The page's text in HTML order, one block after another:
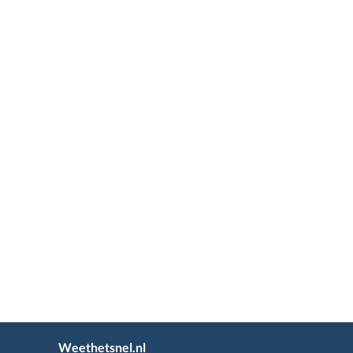
Weethetsnel.nl